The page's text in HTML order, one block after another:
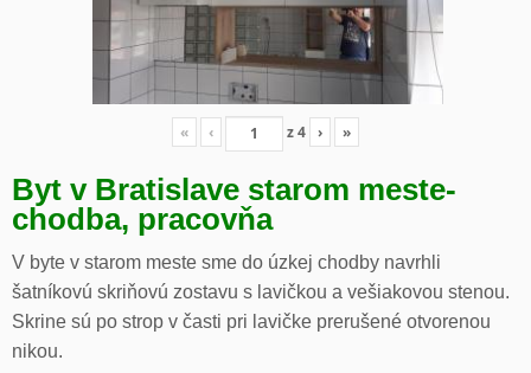
« ‹ z4 › »
Byt v Bratislave starom meste-
chodba, pracovňa
V byte v starom meste sme do úzkej chodby navrhli
šatníkovú skriňovú zostavu s lavičkou a vešiakovou stenou.
Skrine sú po strop v časti pri lavičke prerušené otvorenou
nikou.